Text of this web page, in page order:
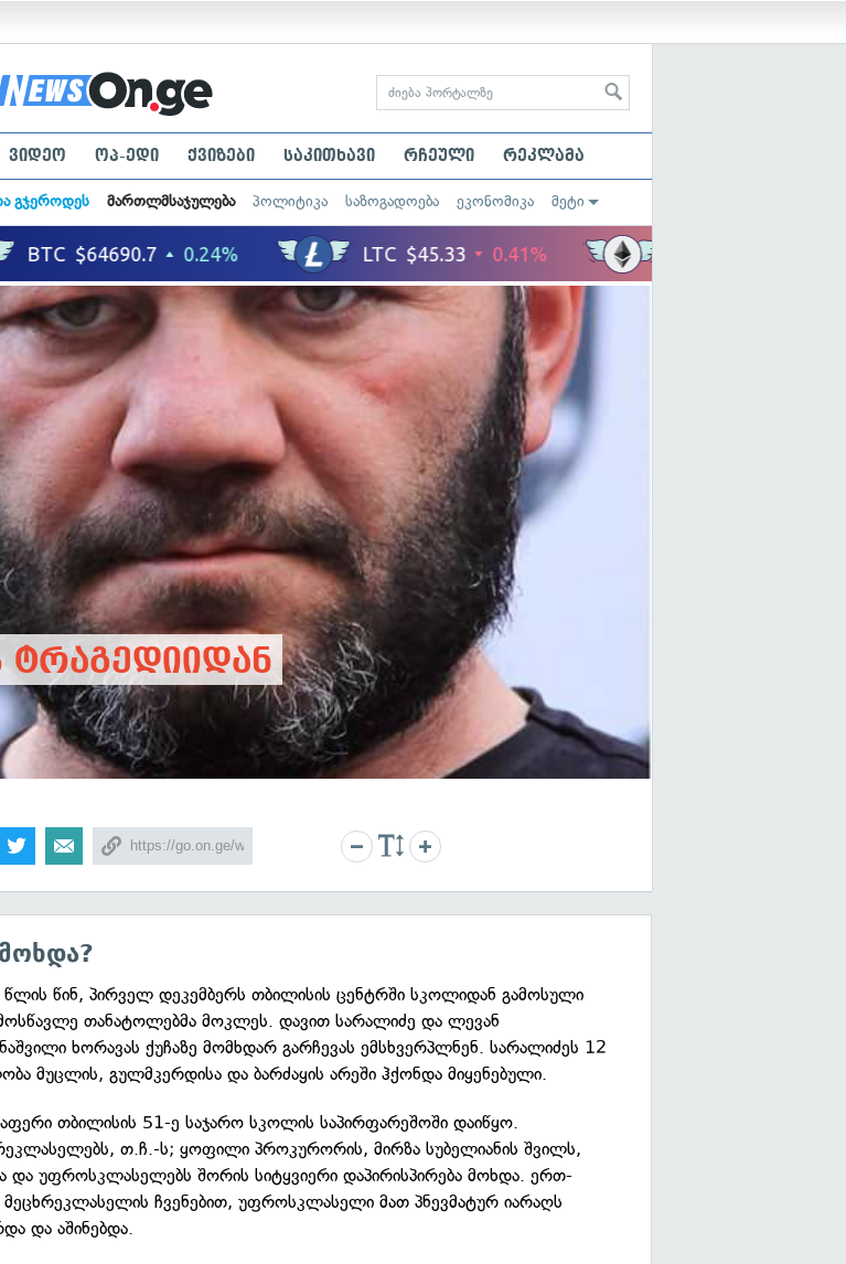
ვიდეო ოპ-ედი ქვიზები საკითხავი რჩეული რეკლამა
გჯეროდეს მართლმსაჯულება პოლიტიკა საზოგადოება ეკონომიკა მეტი
ტრაგედიიდან
წინ, პირველ დეკემბერს თბილისის ცენტრში სკოლიდან გამოსული
თანატოლებმა მოკლეს. დავით სარალიძე და ლევან
ხორავას ქუჩაზე მომხდარ გარჩევას ემსხვერპლნენ. სარალიძეს 12
მუცლის, გულმკერდისა და ბარძაყის არეში ჰქონდა მიყენებული.
თბილისის 51-ე საჯარო სკოლის საპირფარეშოში დაიწყო.
თ.ჩ.-ს; ყოფილი პროკურორის, მირზა სუბელიანის შვილს,
და უფროსკლასელებს შორის სიტყვიერი დაპირისპირება მოხდა. ერთ-
ჩვენებით, უფროსკლასელი მათ პნევმატურ იარაღს
და აშინებდა.